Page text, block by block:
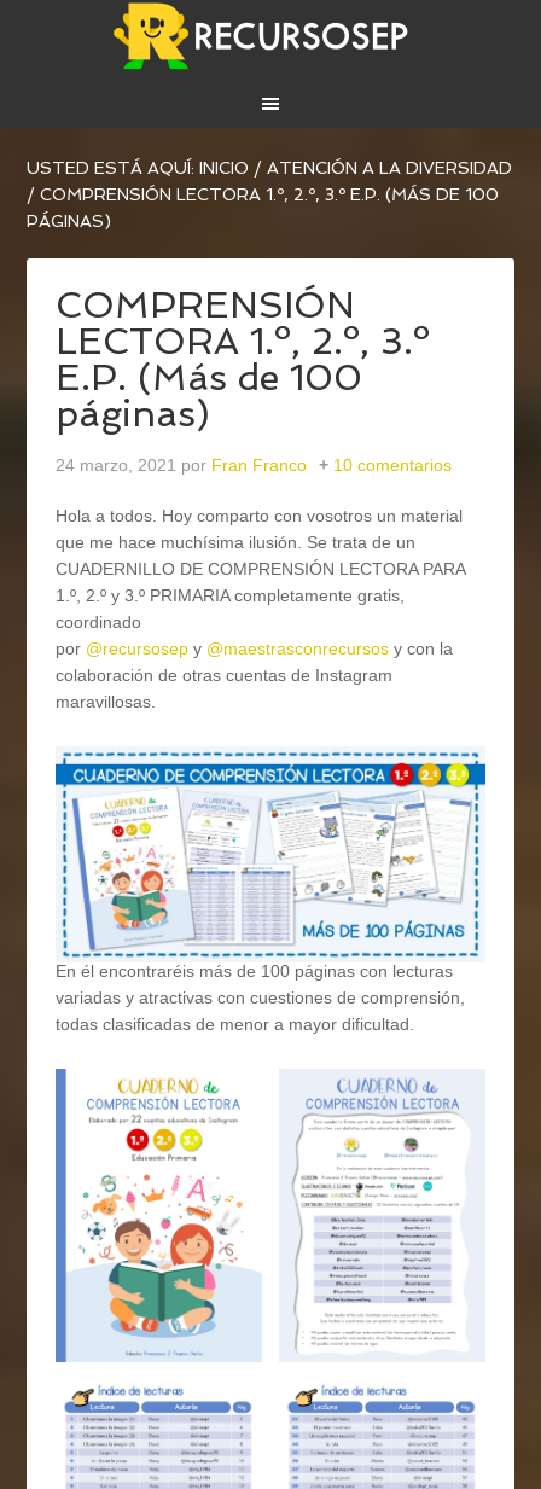
USTED ESTÁ AQUÍ:INICIO / ATENCIÓN A LA DIVERSIDAD
/ COMPRENSIÓN LECTORA 1.º, 2.º, 3.º E.P. (MÁS DE 100
PÁGINAS)
COMPRENSIÓN
LECTORA 1.º, 2.º, 3.º
E.P. (Más de 100
páginas)
24 marzo, 2021 por Fran Franco 10 comentarios
Hola a todos. Hoy comparto con vosotros un material
que me hace muchísima ilusión. Se trata de un
CUADERNILLO DE COMPRENSIÓN LECTORA PARA
1.º, 2.º y 3.º PRIMARIA completamente gratis,
coordinado
por @recursosep y @maestrasconrecursos y con la
colaboración de otras cuentas de Instagram
maravillosas.
En él encontraréis más de 100 páginas con lecturas
variadas y atractivas con cuestiones de comprensión,
todas clasificadas de menor a mayor dificultad.